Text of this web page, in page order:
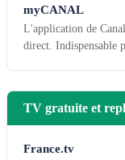
myCANAL
L'application de
direct. Indispensable
TV gratuite et
France.tv